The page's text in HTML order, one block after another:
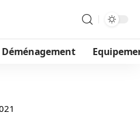
Déménagement